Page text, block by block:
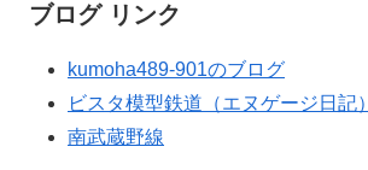
ブログ リンク
kumoha489-901のブログ
ビスタ模型鉄道（エヌゲージ日記）
南武蔵野線